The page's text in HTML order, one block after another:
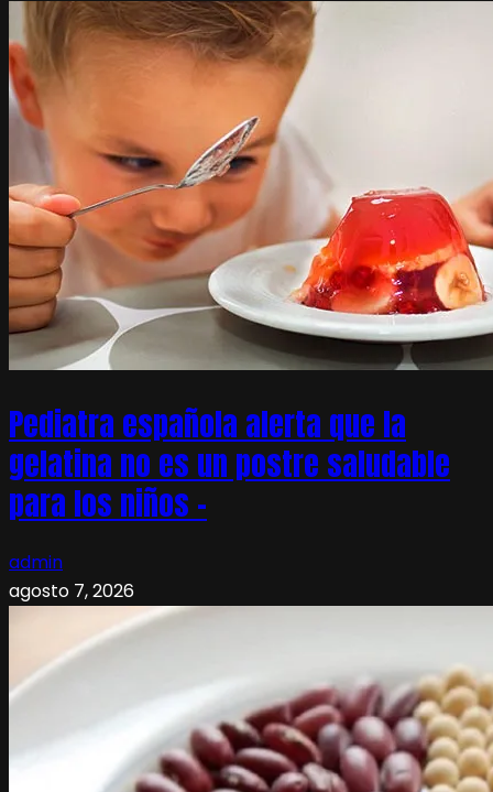
Pediatra española alerta que la
gelatina no es un postre saludable
para los niños –
admin
agosto 7, 2026